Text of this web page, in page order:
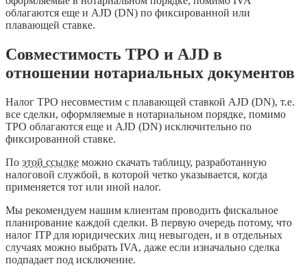
облагаются еще и AJD (DN) по фиксированной или
плавающей ставке.
Совместимость TPO и AJD в
отношении нотариальных документов
Налог TPO несовместим с плавающей ставкой AJD (DN), т.е.
все сделки, оформляемые в нотариальном порядке, помимо
TPO облагаются еще и AJD (DN) исключительно по
фиксированной ставке.
По этой ссылке можно скачать таблицу, разработанную
налоговой службой, в которой четко указывается, когда
применяется тот или иной налог.
Мы рекомендуем нашим клиентам проводить фискальное
планирование каждой сделки. В первую очередь потому, что
налог ITP для юридических лиц невыгоден, и в отдельных
случаях можно выбрать IVA, даже если изначально сделка
подпадает под исключение.